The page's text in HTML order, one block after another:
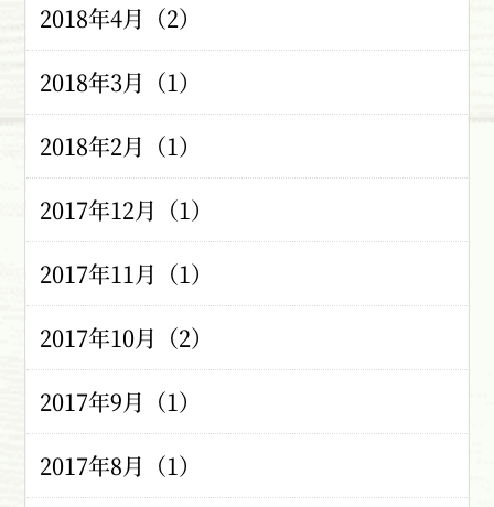
2018年4月（2）
2018年3月（1）
2018年2月（1）
2017年12月（1）
2017年11月（1）
2017年10月（2）
2017年9月（1）
2017年8月（1）